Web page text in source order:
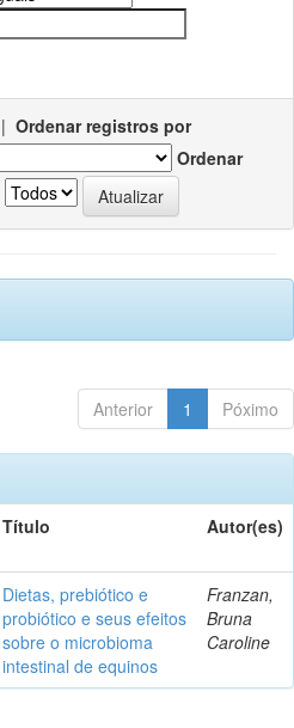
| Ordenar registros por
Ordenar
Anterior 1 Póximo
Título Autor(es)
Dietas, prebiótico e
probiótico e seus efeitos
sobre o microbioma
intestinal de equinos
Franzan,
Bruna
Caroline